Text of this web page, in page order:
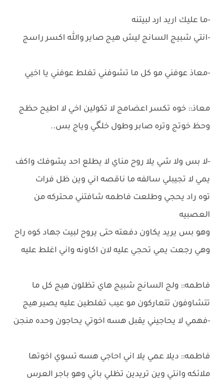
-ما عليك اريد ارد لبيتنه
-انتي شبيج السانج ليش هيج صاير والله اكسر راسج
-معاذ عوفني مو كل ما تشوفني تغلط عوفني يا اخيي
معاذ:: خوه تكسر اعضامج لا تكولين اخي لا اطيح حظج
وحظ خوتج وتره صابر وطول خلگي وياج بس..
-لا بس ولا شي يلا روح مناي لا يطلع احد يشوفك واكف
يمي لا تجيبلي سالفه ما ناقصه اني وين ظل فرات
توه راد يحجي وطلعت فاطمه شافتني محتركه من
العصبيه
وهو بس يريد يكاون دفعته حتى يروح لبيت جهاد كوه راح
وهي رجعت يمي تحجي عليه لان اكاونه واني اغلط عليه
فاطمه:: ولج السانج شبيج هاي تظلون هيج كل ما
تتشاوفون تتعاركون مو عيب تغلطين عليه يصير هيج
-فهمي لا يحاجيني يقبل هسه اخوتي يحاجون وحده منجن
فاطمه:: ديلا عمي يلا اني احاجي هسه تسوي اخوتها
ملائكه وانتي وين تريدين تظلي باتي وهو باجر العرس